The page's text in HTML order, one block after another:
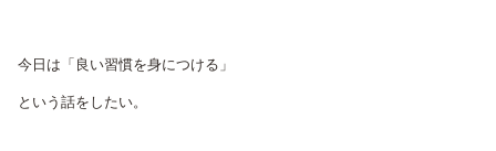
今日は「良い習慣を身につける」
という話をしたい。